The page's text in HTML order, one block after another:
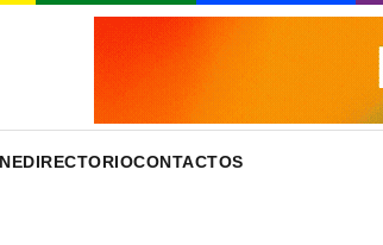
DIRECTORIOCONTACTOS